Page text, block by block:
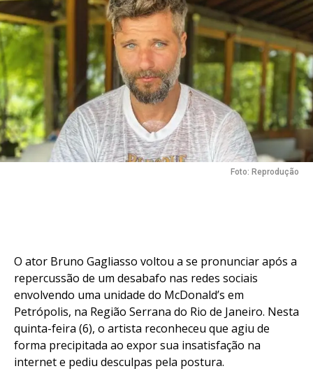
Foto: Reprodução
O ator Bruno Gagliasso voltou a se pronunciar após a
repercussão de um desabafo nas redes sociais
envolvendo uma unidade do McDonald’s em
Petrópolis, na Região Serrana do Rio de Janeiro. Nesta
quinta-feira (6), o artista reconheceu que agiu de
forma precipitada ao expor sua insatisfação na
internet e pediu desculpas pela postura.
Flipboard
Reddit
Pinterest
Whatsapp